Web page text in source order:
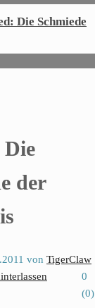
Die Schmiede
der
von TigerClaw
0
(0)